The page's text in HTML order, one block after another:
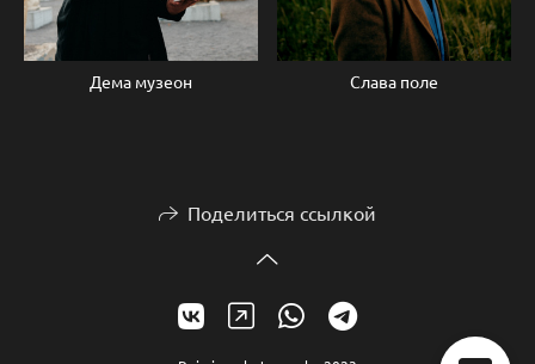
Дема музеон Слава поле
Поделиться ссылкой